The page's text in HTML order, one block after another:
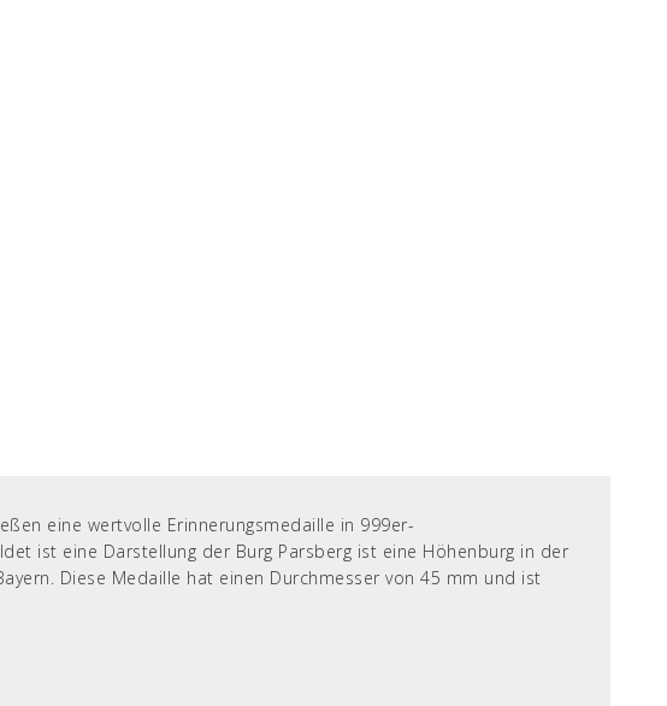
eine wertvolle Erinnerungsmedaille in 999er-
ist eine Darstellung der Burg Parsberg ist eine Höhenburg in der
Diese Medaille hat einen Durchmesser von 45 mm und ist